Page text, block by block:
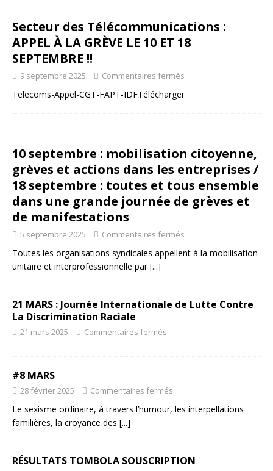
Secteur des Télécommunications :
APPEL À LA GRÈVE LE 10 ET 18
SEPTEMBRE !!
9 septembre 2025 Commentaires fermés
Telecoms-Appel-CGT-FAPT-IDFTélécharger
10 septembre : mobilisation citoyenne,
grèves et actions dans les entreprises /
18 septembre : toutes et tous ensemble
dans une grande journée de grèves et
de manifestations
5 septembre 2025 Commentaires fermés
Toutes les organisations syndicales appellent à la mobilisation
unitaire et interprofessionnelle par[...]
21 MARS : Journée Internationale de Lutte Contre
La Discrimination Raciale
21 mars 2025 Commentaires fermés
#8 MARS
28 février 2025 Commentaires fermés
Le sexisme ordinaire, à travers l’humour, les interpellations
familières, la croyance des [...]
RÉSULTATS TOMBOLA SOUSCRIPTION